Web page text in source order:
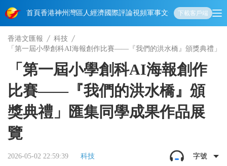
首頁香港神州 灣區人經濟國際評論視頻軍事文化 娛樂生活教育體
下載客戶端
香港文匯報
科技
「第一屆小學創科AI海報創作比賽——『我們的洪水橋』頒獎典禮」
「第一屆小學創科AI海報創作
比賽——『我們的洪水橋』頒
獎典禮」匯集同學成果作品展
覽
2026-05-02 22:59:39 科技 字號